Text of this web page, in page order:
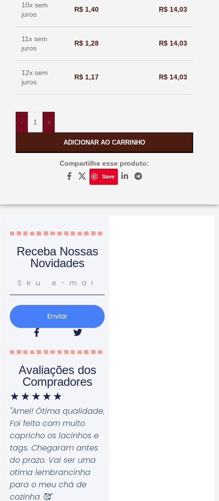
10x sem
juros
R$ 1,40 R$ 14,03
11x sem
juros
R$ 1,28 R$ 14,03
12x sem
juros
R$ 1,17 R$ 14,03
- +
ADICIONAR AO CARRINHO
Compartilhe esse produto:
Save
Receba Nossas
Novidades
Enviar
Avaliações dos
Compradores
★ ★ ★ ★ ★
"Amei! Ótima qualidade.
Foi feito com muito
capricho os lacinhos e
tags. Chegaram antes
do prazo. Vai ser uma
otima lembrancinha
para o meu chá de
cozinha 🥰"